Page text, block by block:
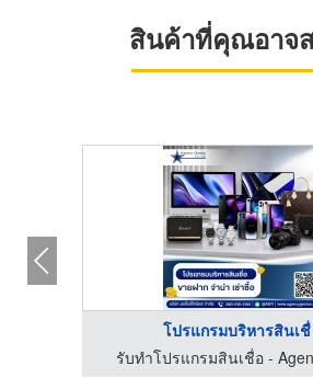
สินค้าที่คุณอาจ
โปรแกรมบริหารสินเชื่
รับทำโปรแกรมสินเชื่อ -